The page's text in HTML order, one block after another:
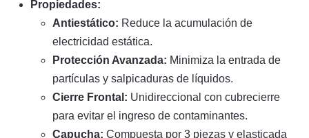
Propiedades:
Antiestático: Reduce la acumulación de
electricidad estática.
Protección Avanzada: Minimiza la entrada de
partículas y salpicaduras de líquidos.
Cierre Frontal: Unidireccional con cubrecierre
para evitar el ingreso de contaminantes.
Capucha: Compuesta por 3 piezas y elasticada